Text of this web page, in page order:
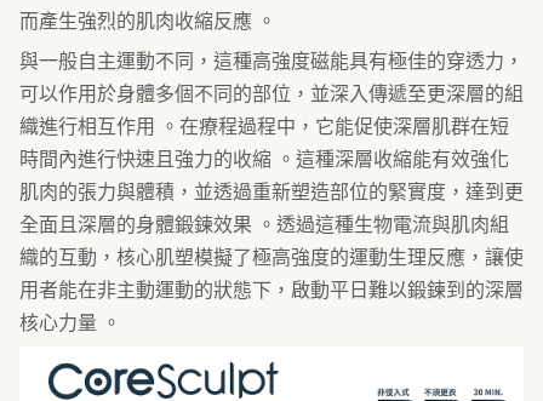
而產生強烈的肌肉收縮反應 。
與一般自主運動不同，這種高強度磁能具有極佳的穿透力，
可以作用於身體多個不同的部位，並深入傳遞至更深層的組
織進行相互作用 。在療程過程中，它能促使深層肌群在短
時間內進行快速且強力的收縮 。這種深層收縮能有效強化
肌肉的張力與體積，並透過重新塑造部位的緊實度，達到更
全面且深層的身體鍛鍊效果 。透過這種生物電流與肌肉組
織的互動，核心肌塑模擬了極高強度的運動生理反應，讓使
用者能在非主動運動的狀態下，啟動平日難以鍛鍊到的深層
核心力量 。